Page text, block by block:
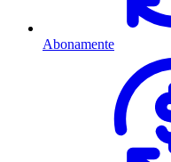
Abonamente